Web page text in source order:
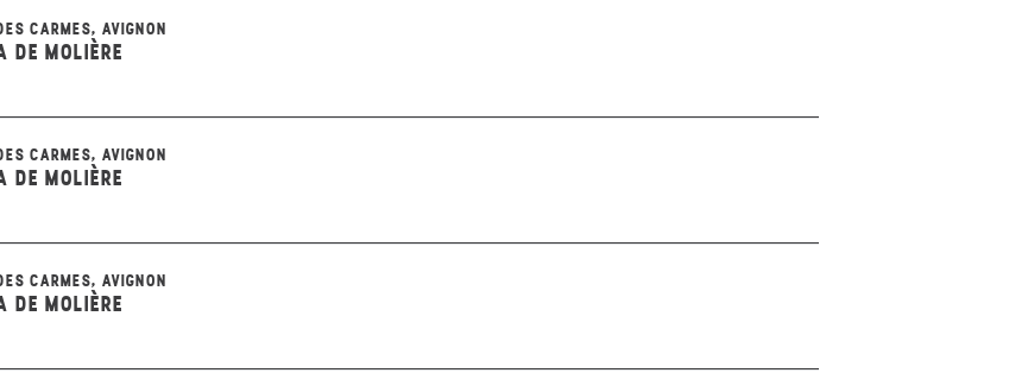
CARMES, AVIGNON
DE MOLIÈRE
CARMES, AVIGNON
DE MOLIÈRE
CARMES, AVIGNON
DE MOLIÈRE